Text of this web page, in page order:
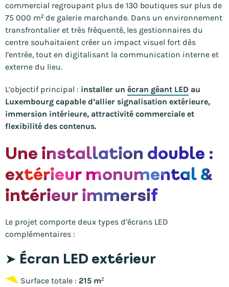
commercial regroupant plus de 130 boutiques sur plus de
75 000 m² de galerie marchande. Dans un environnement
transfrontalier et très fréquenté, les gestionnaires du
centre souhaitaient créer un impact visuel fort dès
l’entrée, tout en digitalisant la communication interne et
externe du lieu.
L’objectif principal : installer un écran géant LED au
Luxembourg capable d’allier signalisation extérieure,
immersion intérieure, attractivité commerciale et
flexibilité des contenus.
Une installation double :
extérieur monumental &
intérieur immersif
Le projet comporte deux types d’écrans LED
complémentaires :
➤ Écran LED extérieur
Surface totale : 215 m²